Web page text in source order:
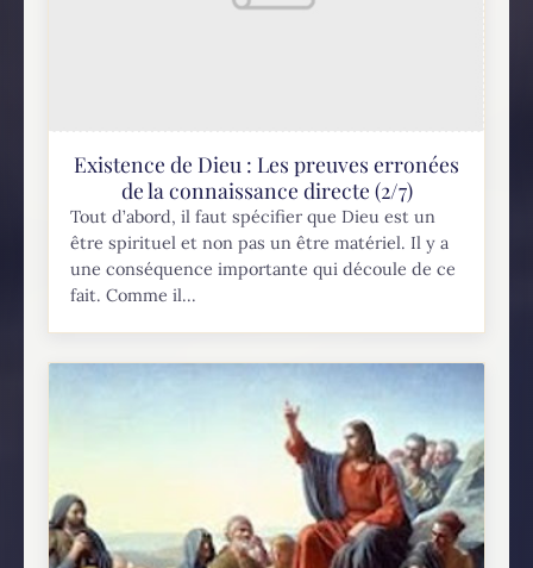
Existence de Dieu : Les preuves erronées
de la connaissance directe (2/7)
Tout d’abord, il faut spécifier que Dieu est un
être spirituel et non pas un être matériel. Il y a
une conséquence importante qui découle de ce
fait. Comme il...